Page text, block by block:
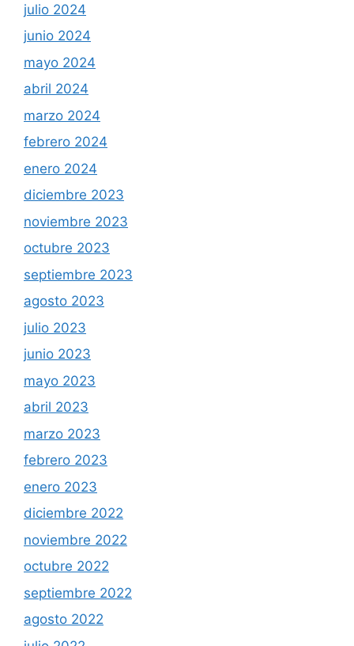
julio 2024
junio 2024
mayo 2024
abril 2024
marzo 2024
febrero 2024
enero 2024
diciembre 2023
noviembre 2023
octubre 2023
septiembre 2023
agosto 2023
julio 2023
junio 2023
mayo 2023
abril 2023
marzo 2023
febrero 2023
enero 2023
diciembre 2022
noviembre 2022
octubre 2022
septiembre 2022
agosto 2022